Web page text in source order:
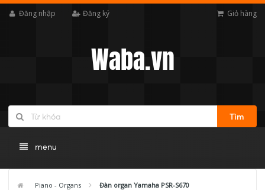
Đăng nhập Đăng ký Giỏ hàng
Waba.vn
Tìm
menu
Piano - Organs Đàn organ Yamaha PSR-S670